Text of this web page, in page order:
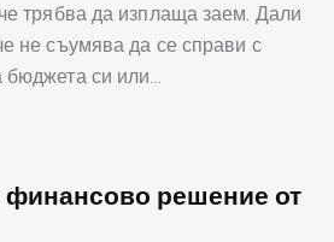
трябва да изплаща заем. Дали
не съумява да се справи с
бюджета си или…
решение от